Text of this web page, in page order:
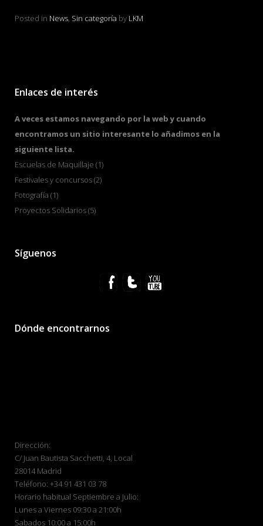
Posted in News, Sin categoría by LKM
Enlaces de interés
A veces estamos navegando por la web y cuando
encontramos un sitio interesante lo añadimos en la
siguiente lista.
Escuelas de Maquillaje (1)
Festivales y concursos(2)
Fotografía (1)
Proyectos Solidarios(5)
Síguenos
Dónde encontrarnos
Dirección:
C/ Juan Bautista Sacchetti, 4, Local
28014 Madrid
Teléfono: +34 91 431 03 78
Horario habitual Septiembre a Julio:
Lunes a Viernes 09:30 a 21:00h
Sabados 10:00 a 15:00h